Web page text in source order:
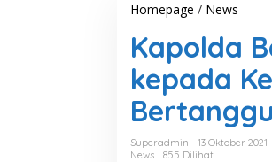
Homepage / News
p
o
d
a
B
a
Kapolda
kepada
Superadmin
13 Oktober 2021
News
855 Dilihat